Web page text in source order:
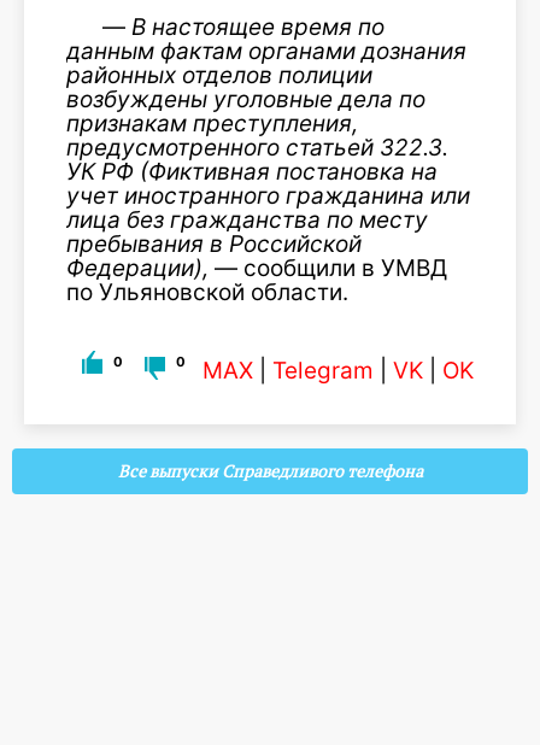
— В настоящее время по
данным фактам органами дознания
районных отделов полиции
возбуждены уголовные дела по
признакам преступления,
предусмотренного статьей 322.3.
УК РФ (Фиктивная постановка на
учет иностранного гражданина или
лица без гражданства по месту
пребывания в Российской
Федерации), — сообщили в УМВД
по Ульяновской области.
0 0 MAX Telegram VK OK
Все выпуски Справедливого телефона